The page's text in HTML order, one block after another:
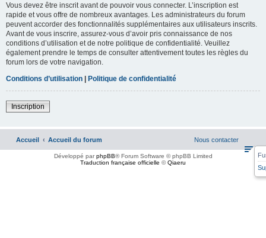
Vous devez être inscrit avant de pouvoir vous connecter. L’inscription est
rapide et vous offre de nombreux avantages. Les administrateurs du forum
peuvent accorder des fonctionnalités supplémentaires aux utilisateurs inscrits.
Avant de vous inscrire, assurez-vous d’avoir pris connaissance de nos
conditions d’utilisation et de notre politique de confidentialité. Veuillez
également prendre le temps de consulter attentivement toutes les règles du
forum lors de votre navigation.
Conditions d’utilisation | Politique de confidentialité
Inscription
Accueil Accueil du forum Nous contacter
Développé parphpBB® Forum Software © phpBB Limited
Traduction française officielle ©Qiaeru